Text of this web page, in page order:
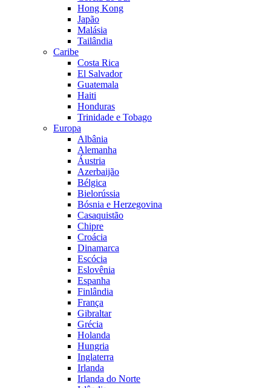
Hong Kong
Japão
Malásia
Tailândia
Caribe
Costa Rica
El Salvador
Guatemala
Haiti
Honduras
Trinidade e Tobago
Europa
Albânia
Alemanha
Áustria
Azerbaijão
Bélgica
Bielorússia
Bósnia e Herzegovina
Casaquistão
Chipre
Croácia
Dinamarca
Escócia
Eslovênia
Espanha
Finlândia
França
Gibraltar
Grécia
Holanda
Hungria
Inglaterra
Irlanda
Irlanda do Norte